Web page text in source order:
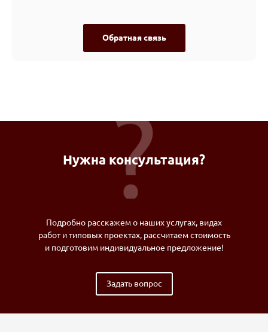
Обратная связь
Нужна консультация?
Подробно расскажем о наших услугах, видах
работ и типовых проектах, рассчитаем стоимость
и подготовим индивидуальное предложение!
Задать вопрос